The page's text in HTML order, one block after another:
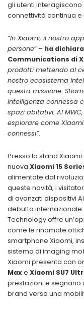
gli utenti
connettività continua e
“In Xiaomi, il nostro
persone” – ha
Communications di
prodotti mettendo al
nostro ecosistema
questa missione.
intelligenza connessa
spazi abitativi. Al
esplorare come
connessi”.
Presso lo stand Xiaomi
nuova Xiaomi 15
alimentate dal
queste novità, i
di avanzati dispositivi
debutto
Technology offre
come le rinomate
smartphone Xiaomi,
sistema di imaging
Xiaomi presenta con
Maxe Xiaomi SU7
prestazioni e segnano
brand verso una